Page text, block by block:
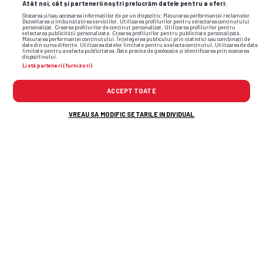
Atât noi, cât și partenerii noștri prelucrăm datele pentru a oferi:
Stocarea și/sau accesarea informațiilor de pe un dispozitiv. Măsurarea performanței reclamelor.
Dezvoltarea și îmbunătățirea serviciilor. Utilizarea profilurilor pentru selectarea conținutului
personalizat. Crearea profilurilor de conținut personalizat. Utilizarea profilurilor pentru
selectarea publicității personalizate. Crearea profilurilor pentru publicitate personalizată.
Măsurarea performanței conținutului. Înțelegerea publicului prin statistici sau combinații de
date din surse diferite. Utilizarea datelor limitate pentru a selecta conținutul. Utilizarea de date
limitate pentru a selecta publicitatea. Date precise de geolocație și identificarea prin scanarea
dispozitivului.
Listă parteneri (furnizori)
ACCEPT TOATE
VREAU SA MODIFIC SETARILE INDIVIDUAL